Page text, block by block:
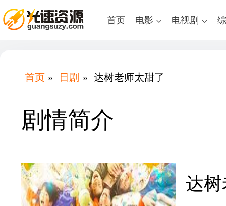
首页 电影 电视剧
首页 » 日剧 » 达树老师太甜了
剧情简介
达